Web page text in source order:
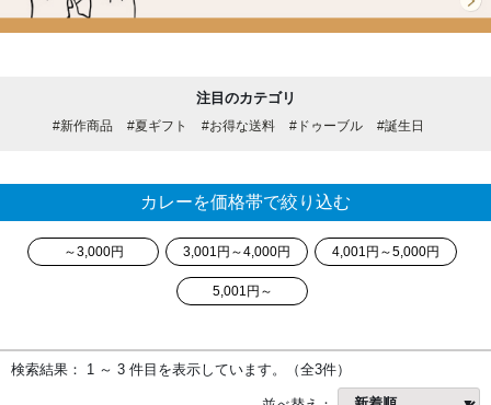
注目のカテゴリ
#新作商品 #夏ギフト #お得な送料 #ドゥーブル #誕生日
カレーを価格帯で絞り込む
～3,000円 3,001円～4,000円 4,001円～5,000円
5,001円～
検索結果： 1 ～ 3 件目を表示しています。（全3件）